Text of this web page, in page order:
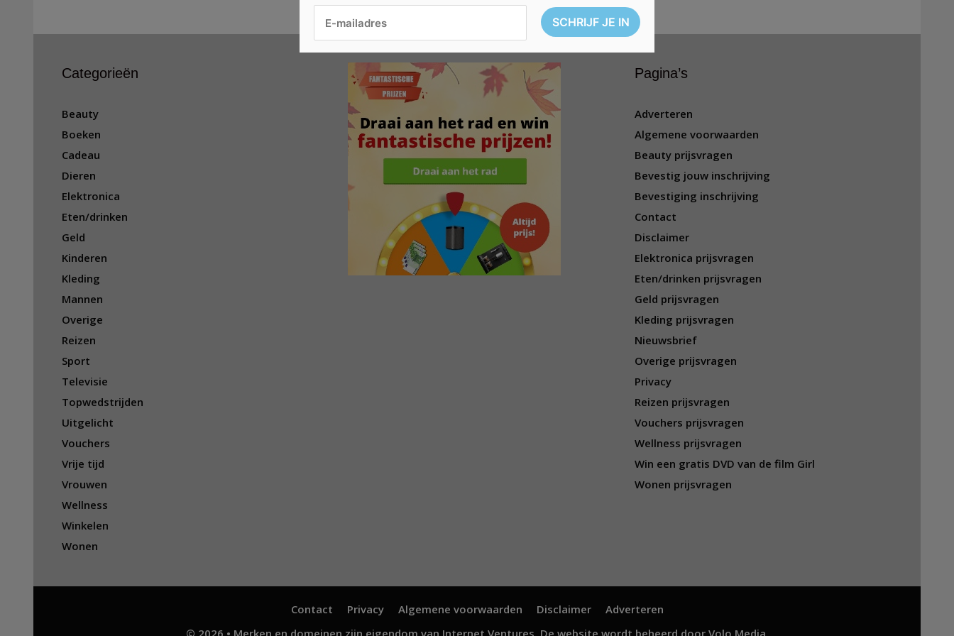
Categorieën
Beauty
Boeken
Cadeau
Dieren
Elektronica
Eten/drinken
Geld
Kinderen
Kleding
Mannen
Overige
Reizen
Sport
Televisie
Topwedstrijden
Uitgelicht
Vouchers
Vrije tijd
Vrouwen
Wellness
Winkelen
Wonen
Pagina’s
Adverteren
Algemene voorwaarden
Beauty prijsvragen
Bevestig jouw inschrijving
Bevestiging inschrijving
Contact
Disclaimer
Elektronica prijsvragen
Eten/drinken prijsvragen
Geld prijsvragen
Kleding prijsvragen
Nieuwsbrief
Overige prijsvragen
Privacy
Reizen prijsvragen
Vouchers prijsvragen
Wellness prijsvragen
Win een gratis DVD van de film Girl
Wonen prijsvragen
Contact Privacy Algemene voorwaarden Disclaimer
Adverteren